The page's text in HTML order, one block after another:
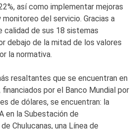
así como implementar mejoras
del servicio. Gracias a
calidad de sus 18 sistemas
debajo de la mitad de los valores
la normativa.
resaltantes que se encuentran en
por el Banco Mundial por
de dólares, se encuentran: la
en la Subestación de
Chulucanas, una Línea de